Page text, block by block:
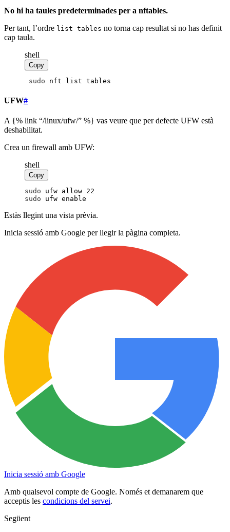
No hi ha taules predeterminades per a nftables.
Per tant, l’ordre list tables no torna cap resultat si no has definit
cap taula.
shell
Copy
sudo nft list tables
UFW#
A {% link “/linux/ufw/” %} vas veure que per defecte UFW està
deshabilitat.
Crea un firewall amb UFW:
shell
Copy
sudo ufw allow 22
sudo ufw enable
Estàs llegint una vista prèvia.
Inicia sessió amb Google per llegir la pàgina completa.
Inicia sessió amb Google
Amb qualsevol compte de Google. Només et demanarem que
acceptis les condicions del servei.
Següent